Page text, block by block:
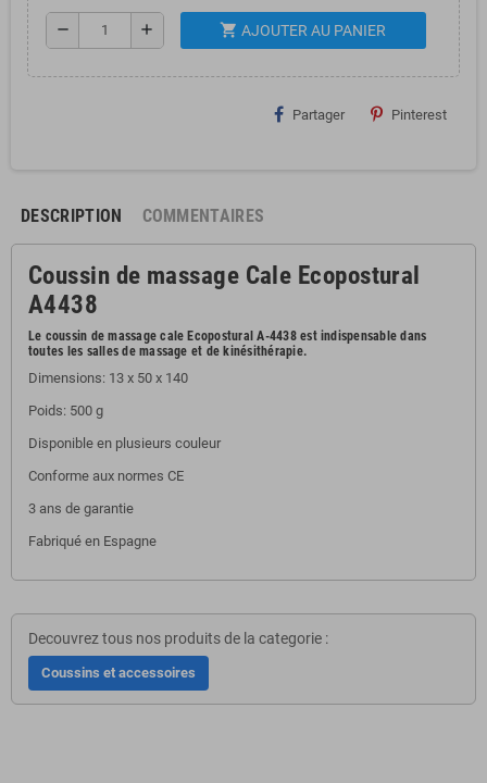
remove add shopping_cart AJOUTER AU PANIER
Partager Pinterest
DESCRIPTION COMMENTAIRES
Coussin de massage Cale Ecopostural
A4438
Le coussin de massage cale Ecopostural A-4438 est indispensable dans
toutes les salles de massage et de kinésithérapie.
Dimensions: 13 x 50 x 140
Poids: 500 g
Disponible en plusieurs couleur
Conforme aux normes CE
3 ans de garantie
Fabriqué en Espagne
Decouvrez tous nos produits de la categorie :
Coussins et accessoires